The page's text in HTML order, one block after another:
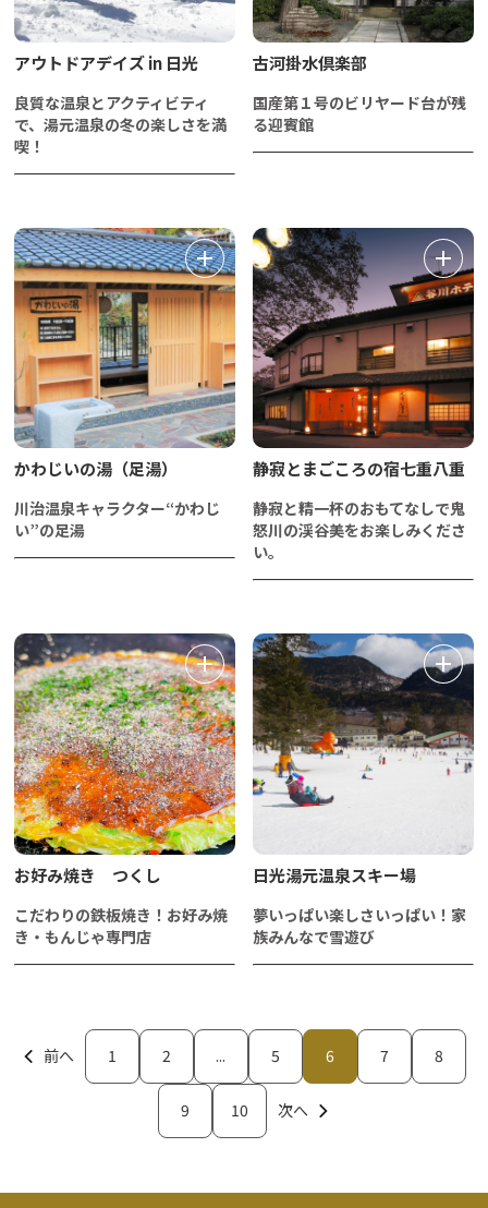
アウトドアデイズ in 日光
良質な温泉とアクティビティ
で、湯元温泉の冬の楽しさを満
喫！
古河掛水倶楽部
国産第１号のビリヤード台が残
る迎賓館
かわじいの湯（足湯）
川治温泉キャラクター“かわじ
い”の足湯
静寂とまごころの宿七重八重
静寂と精一杯のおもてなしで鬼
怒川の渓谷美をお楽しみくださ
い。
お好み焼き つくし
こだわりの鉄板焼き！お好み焼
き・もんじゃ専門店
日光湯元温泉スキー場
夢いっぱい楽しさいっぱい！家
族みんなで雪遊び
前へ 1 2 ... 5 6 7 8
9 10 次へ